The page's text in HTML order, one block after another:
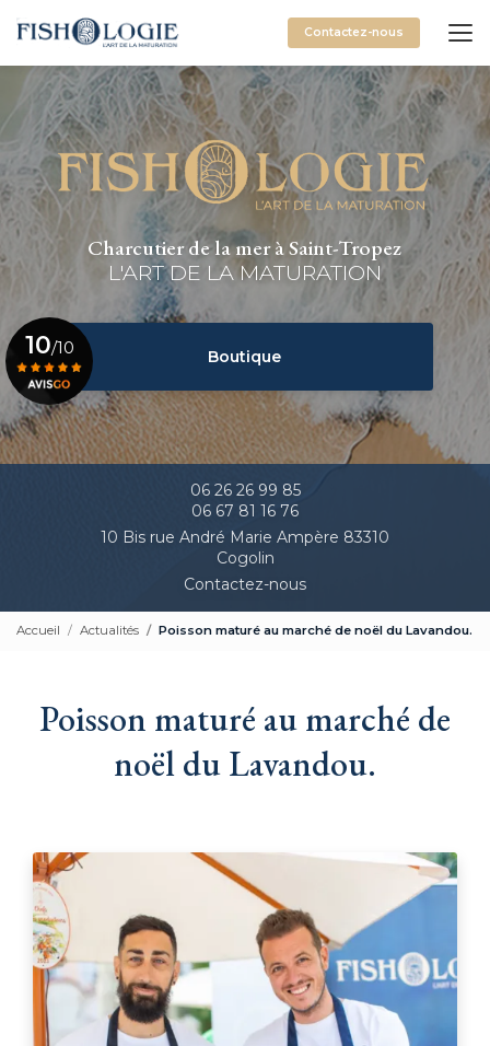
au
principal
Contactez-nous
Charcutier de la mer à Saint-Tropez
L'ART DE LA MATURATION
Boutique
06 26 26 99 85
06 67 81 16 76
10 Bis rue André Marie Ampère 83310
Cogolin
Contactez-nous
10/10
Voir le certificat
Accueil Actualités Poisson maturé au marché de noël du Lavandou.
Poisson maturé au marché de
noël du Lavandou.